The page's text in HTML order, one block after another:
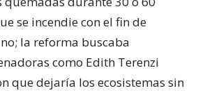
se incendie con el fin de
la reforma buscaba
como Edith Terenzi
que dejaría los ecosistemas sin